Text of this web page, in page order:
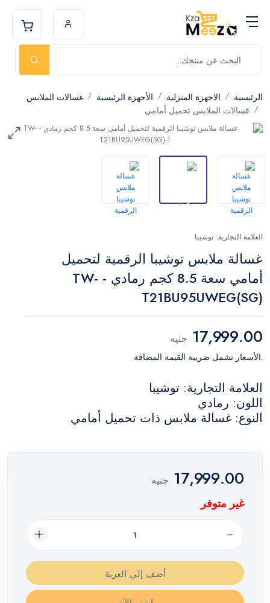
الرئيسية الاجهزة المنزلية الأجهزة الرئيسية
غسالات الملابس
غسالات الملابس تحميل أمامي
العلامة التجارية: توشيبا
غسالة ملابس توشيبا الرقمية لتحميل
أمامي سعة 8.5 كجم رمادي - TW-
T21BU95UWEG(SG)
17,999.00 جنيه
.الأسعار تشمل ضريبة القيمة المضافة
العلامة التجارية: توشيبا
اللون: رمادي
النوع: غسالة ملابس ذات تحميل أمامي
17,999.00 جنيه
غير متوفر
أضف إلي العربة